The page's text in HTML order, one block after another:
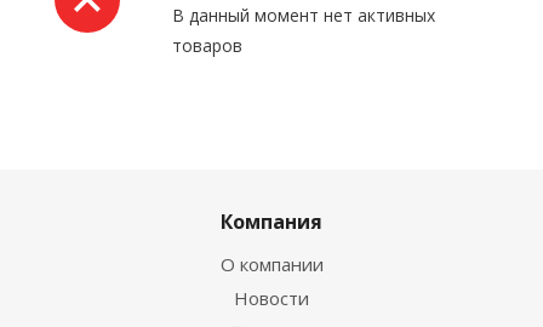
В данный момент нет активных
товаров
Компания
О компании
Новости